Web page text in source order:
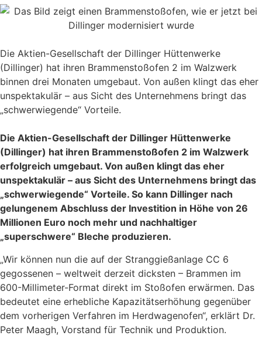
Die Aktien-Gesellschaft der Dillinger Hüttenwerke
(Dillinger) hat ihren Brammenstoßofen 2 im Walzwerk
binnen drei Monaten umgebaut. Von außen klingt das eher
unspektakulär – aus Sicht des Unternehmens bringt das
„schwerwiegende“ Vorteile.
Die Aktien-Gesellschaft der Dillinger Hüttenwerke
(Dillinger) hat ihren Brammenstoßofen 2 im Walzwerk
erfolgreich umgebaut. Von außen klingt das eher
unspektakulär – aus Sicht des Unternehmens bringt das
„schwerwiegende“ Vorteile. So kann Dillinger nach
gelungenem Abschluss der Investition in Höhe von 26
Millionen Euro noch mehr und nachhaltiger
„superschwere“ Bleche produzieren.
„Wir können nun die auf der Stranggießanlage CC 6
gegossenen – weltweit derzeit dicksten – Brammen im
600-Millimeter-Format direkt im Stoßofen erwärmen. Das
bedeutet eine erhebliche Kapazitätserhöhung gegenüber
dem vorherigen Verfahren im Herdwagenofen“, erklärt Dr.
Peter Maagh, Vorstand für Technik und Produktion.